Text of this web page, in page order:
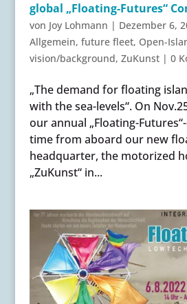
global „Floating-Futures“
von Joy Lohmann | Dezember 6,
Allgemein, future fleet, Open-
vision/background, ZuKunst| 0
„The demand for floating
with the sea-levels“. On
our annual „Floating-
time from aboard our new
headquarter, the motorized
„ZuKunst“ in...